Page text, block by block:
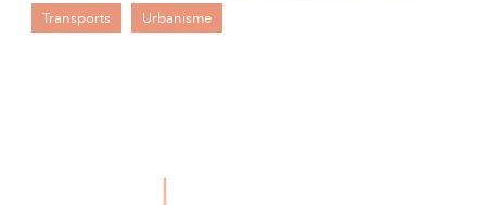
Transports Urbanisme